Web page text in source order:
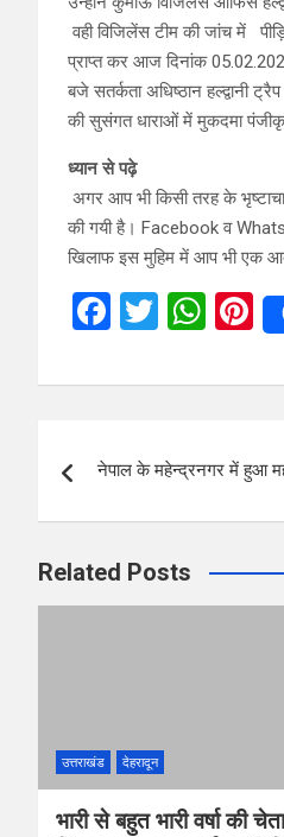
वही विजिलेंस टीम की जांच में
प्राप्त कर आज दिनांक
बजे सतर्कता अधिष्ठान हल्द्वानी
की सुसंगत धाराओं में मुकदमा
ध्यान से पढ़े
अगर आप भी किसी तरह के
की गयी है। Facebook व
खिलाफ इस मुहिम में आप भी एक
F
ce
o
T
tt
W
at
A
Pi
er
t
navigation
नेपाल के महेन्द्रनगर में हुआ
Related Posts
उत्तराखंड देहरादून
भारी से बहुत भारी वर्षा की